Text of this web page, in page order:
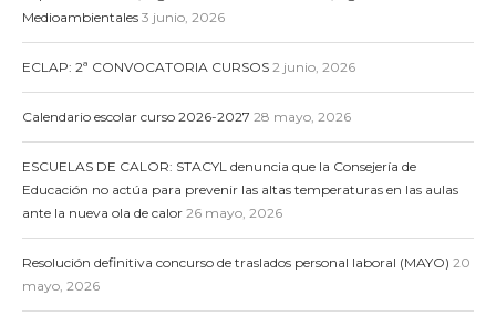
Medioambientales 3 junio, 2026
ECLAP: 2ª CONVOCATORIA CURSOS 2 junio, 2026
Calendario escolar curso 2026-2027 28 mayo, 2026
ESCUELAS DE CALOR: STACYL denuncia que la Consejería de
Educación no actúa para prevenir las altas temperaturas en las aulas
ante la nueva ola de calor 26 mayo, 2026
Resolución definitiva concurso de traslados personal laboral (MAYO) 20
mayo, 2026